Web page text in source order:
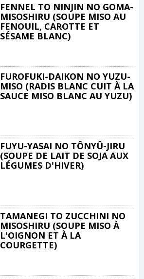
FENNEL TO NINJIN NO GOMA-
MISOSHIRU (SOUPE MISO AU
FENOUIL, CAROTTE ET
SÉSAME BLANC)
FUROFUKI-DAIKON NO YUZU-
MISO (RADIS BLANC CUIT À LA
SAUCE MISO BLANC AU YUZU)
FUYU-YASAI NO TÔNYÛ-JIRU
(SOUPE DE LAIT DE SOJA AUX
LÉGUMES D'HIVER)
TAMANEGI TO ZUCCHINI NO
MISOSHIRU (SOUPE MISO À
L'OIGNON ET À LA
COURGETTE)